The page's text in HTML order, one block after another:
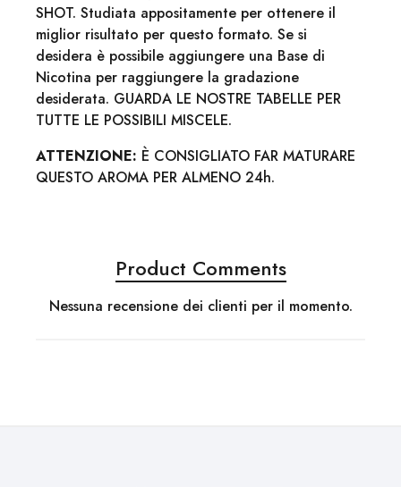
SHOT. Studiata appositamente per ottenere il
miglior risultato per questo formato. Se si
desidera è possibile aggiungere una Base di
Nicotina per raggiungere la gradazione
desiderata. GUARDA LE NOSTRE TABELLE PER
TUTTE LE POSSIBILI MISCELE.
ATTENZIONE: È CONSIGLIATO FAR MATURARE
QUESTO AROMA PER ALMENO 24h.
Product Comments
Nessuna recensione dei clienti per il momento.